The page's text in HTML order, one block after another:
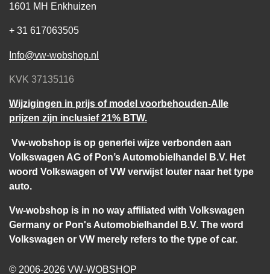
1601 MH Enkhuizen
+ 31 617063505
Info@vw-wobshop.nl
KVK 37135116
Wijzigingen in prijs of model voorbehouden-Alle
prijzen zijn inclusief 21% BTW.
Vw-wobshop is op generlei wijze verbonden aan
Volkswagen AG of Pon’s Automobielhandel B.V. Het
woord Volkswagen of VW verwijst louter naar het type
auto.
Vw-wobshop is in no way affiliated with Volkswagen
Germany or Pon's Automobielhandel B.V. The word
Volkswagen or VW merely refers to the type of car.
© 2006-2026 VW-WOBSHOP